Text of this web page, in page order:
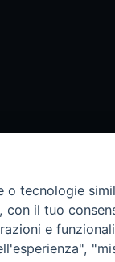
o tecnologie
con il tuo
e